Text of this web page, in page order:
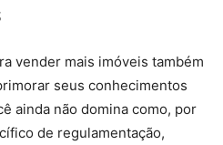
vender mais imóveis também
seus conhecimentos
ainda não domina como, por
de regulamentação,